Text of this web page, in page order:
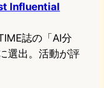
Influential
誌の「AI分
選出。活動が評